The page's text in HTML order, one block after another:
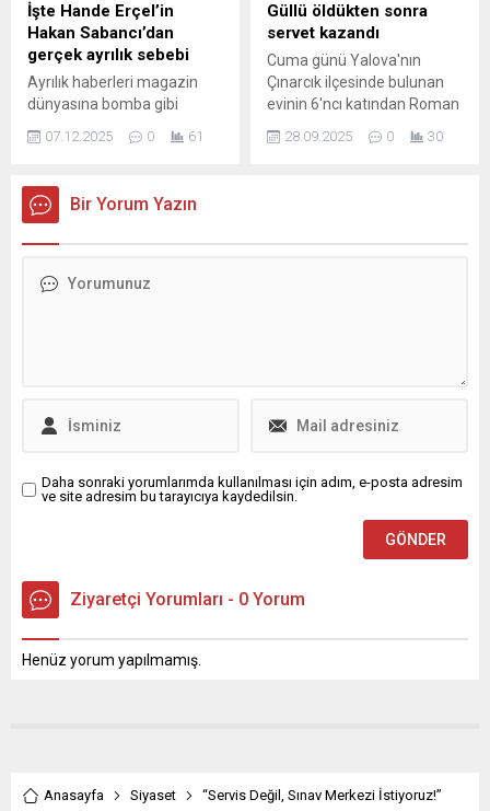
İşte Hande Erçel’in
Hakan Sabancı’dan
gerçek ayrılık sebebi
Ayrılık haberleri magazin
dünyasına bomba gibi
düşen Hande Erçel ve Hakan
Sabancı aşkının neden bittiği
gerçek ayrılık gerekçesinin
'güven meselesi' olduğu öne
Gamze Erçel ile paylaştığı
07.12.2025 0 61
Güllü öldükten sonra
servet kazandı
Cuma günü Yalova'nın
Çınarcık ilçesinde bulunan
evinin 6'ncı katından Roman
havası oynadığı sırada
düşerek hayatını kaybeden
28.09.2025 0 30
Bir Yorum Yazın
Daha sonraki yorumlarımda kullanılması için adım, e-posta adresim
ve site adresim bu tarayıcıya kaydedilsin.
Ziyaretçi Yorumları - 0 Yorum
Henüz yorum yapılmamış.
Anasayfa Siyaset “Servis Değil, Sınav Merkezi İstiyoruz!”